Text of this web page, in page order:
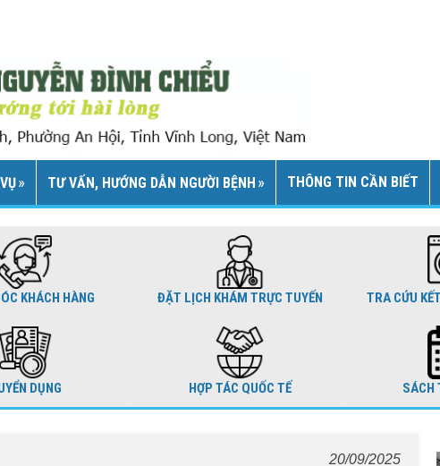
TƯ VẤN, HƯỚNG DẪN NGƯỜI BỆNH THÔNG TIN CẦN BIẾT
KHÁCH HÀNG ĐẶT LỊCH KHÁM TRỰC TUYẾN TRA CỨU
DỤNG HỢP TÁC QUỐC TẾ SÁCH
20/09/2025